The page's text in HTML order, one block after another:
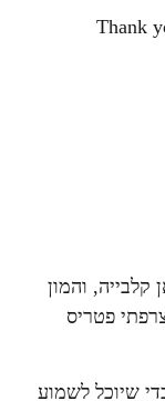
Thank
והמון
פטריס
שיוכל לשמוע